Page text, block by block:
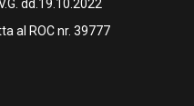
dd.19.10.2022
al ROC nr. 39777